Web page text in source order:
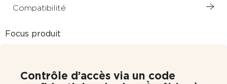
Compatibilité
Focus produit
Contrôle d’accès via un code